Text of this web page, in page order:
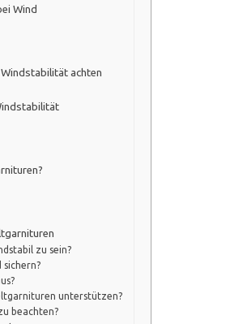
Wind
achten
zu sein?
sichern?
unterstützen?
beachten?